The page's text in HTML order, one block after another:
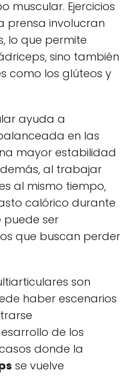
muscular. Ejercicios
prensa involucran
lo que permite
sino también
como los glúteos y
ayuda a
en las
mayor estabilidad
al trabajar
al mismo tiempo,
calórico durante
puede ser
que buscan perder
son
haber escenarios
de los
donde la
se vuelve